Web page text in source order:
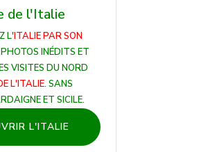
de l'Italie
L'ITALIE PAR SON
INÉDITS ET
VISITES DU NORD
L'ITALIE. SANS
ET SICILE.
L'ITALIE